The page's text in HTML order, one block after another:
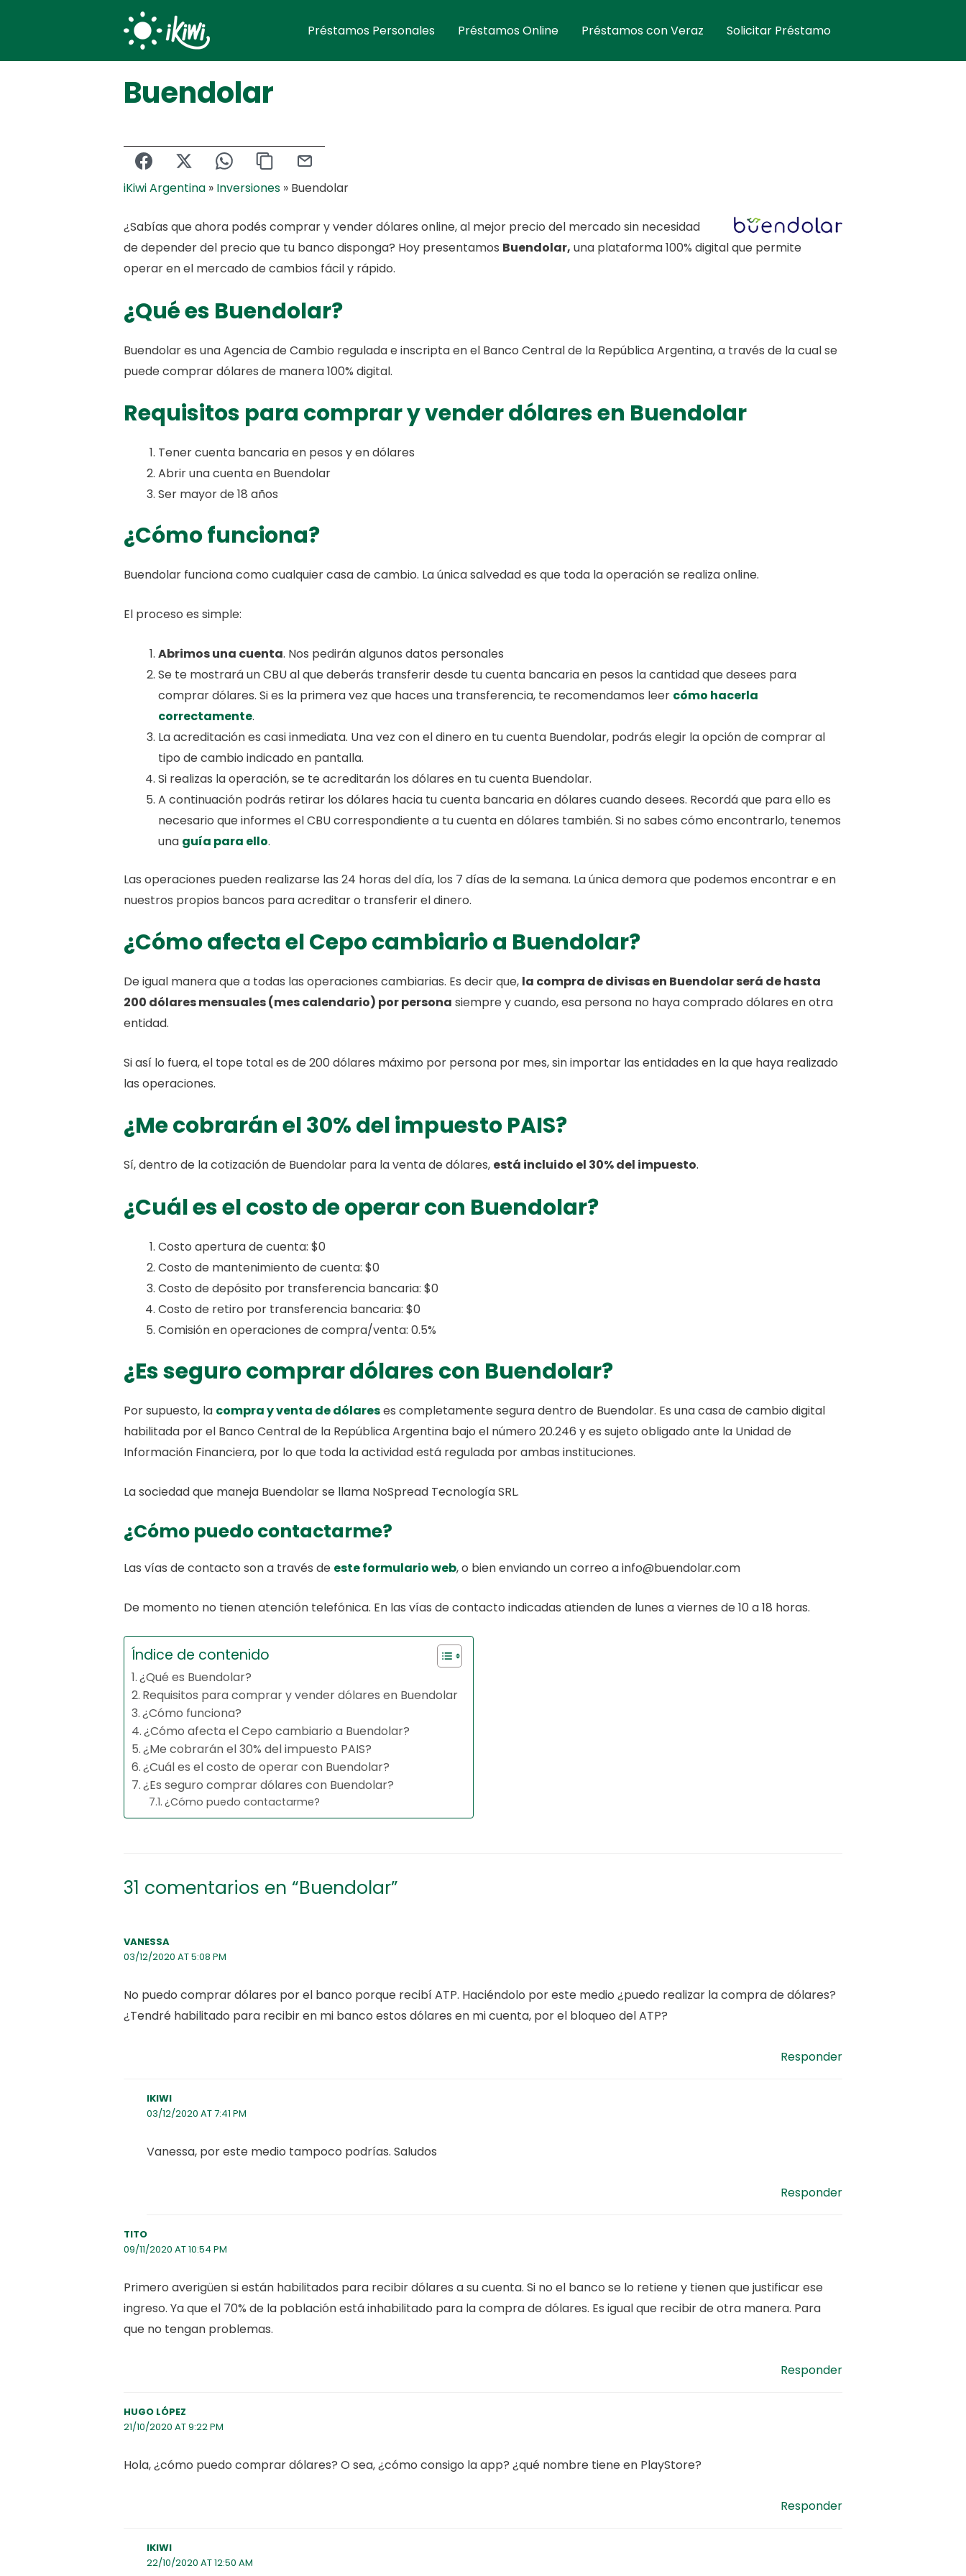
Préstamos Personales Préstamos Online Préstamos con Veraz Solicitar Préstamo
Buendolar
iKiwi Argentina » Inversiones » Buendolar
¿Sabías que ahora podés comprar y vender dólares online, al mejor precio del mercado sin necesidad
de depender del precio que tu banco disponga? Hoy presentamos Buendolar, una plataforma 100% digital que permite
operar en el mercado de cambios fácil y rápido.
¿Qué es Buendolar?
Buendolar es una Agencia de Cambio regulada e inscripta en el Banco Central de la República Argentina, a través de la cual se
puede comprar dólares de manera 100% digital.
Requisitos para comprar y vender dólares en Buendolar
Tener cuenta bancaria en pesos y en dólares
Abrir una cuenta en Buendolar
Ser mayor de 18 años
¿Cómo funciona?
Buendolar funciona como cualquier casa de cambio. La única salvedad es que toda la operación se realiza online.
El proceso es simple:
Abrimos una cuenta. Nos pedirán algunos datos personales
Se te mostrará un CBU al que deberás transferir desde tu cuenta bancaria en pesos la cantidad que desees para
comprar dólares. Si es la primera vez que haces una transferencia, te recomendamos leer cómo hacerla
correctamente.
La acreditación es casi inmediata. Una vez con el dinero en tu cuenta Buendolar, podrás elegir la opción de comprar al
tipo de cambio indicado en pantalla.
Si realizas la operación, se te acreditarán los dólares en tu cuenta Buendolar.
A continuación podrás retirar los dólares hacia tu cuenta bancaria en dólares cuando desees. Recordá que para ello es
necesario que informes el CBU correspondiente a tu cuenta en dólares también. Si no sabes cómo encontrarlo, tenemos
una guía para ello.
Las operaciones pueden realizarse las 24 horas del día, los 7 días de la semana. La única demora que podemos encontrar e en
nuestros propios bancos para acreditar o transferir el dinero.
¿Cómo afecta el Cepo cambiario a Buendolar?
De igual manera que a todas las operaciones cambiarias. Es decir que, la compra de divisas en Buendolar será de hasta
200 dólares mensuales (mes calendario) por persona siempre y cuando, esa persona no haya comprado dólares en otra
entidad.
Si así lo fuera, el tope total es de 200 dólares máximo por persona por mes, sin importar las entidades en la que haya realizado
las operaciones.
¿Me cobrarán el 30% del impuesto PAIS?
Sí, dentro de la cotización de Buendolar para la venta de dólares, está incluido el 30% del impuesto.
¿Cuál es el costo de operar con Buendolar?
Costo apertura de cuenta: $0
Costo de mantenimiento de cuenta: $0
Costo de depósito por transferencia bancaria: $0
Costo de retiro por transferencia bancaria: $0
Comisión en operaciones de compra/venta: 0.5%
¿Es seguro comprar dólares con Buendolar?
Por supuesto, la compra y venta de dólareses completamente segura dentro de Buendolar. Es una casa de cambio digital
habilitada por el Banco Central de la República Argentina bajo el número 20.246 y es sujeto obligado ante la Unidad de
Información Financiera, por lo que toda la actividad está regulada por ambas instituciones.
La sociedad que maneja Buendolar se llama NoSpread Tecnología SRL.
¿Cómo puedo contactarme?
Las vías de contacto son a través de este formulario web, o bien enviando un correo a info@buendolar.com
De momento no tienen atención telefónica. En las vías de contacto indicadas atienden de lunes a viernes de 10 a 18 horas.
Índice de contenido
¿Qué es Buendolar?
Requisitos para comprar y vender dólares en Buendolar
¿Cómo funciona?
¿Cómo afecta el Cepo cambiario a Buendolar?
¿Me cobrarán el 30% del impuesto PAIS?
¿Cuál es el costo de operar con Buendolar?
¿Es seguro comprar dólares con Buendolar?
¿Cómo puedo contactarme?
31 comentarios en “Buendolar”
VANESSA
03/12/2020 AT 5:08 PM
No puedo comprar dólares por el banco porque recibí ATP. Haciéndolo por este medio ¿puedo realizar la compra de dólares?
¿Tendré habilitado para recibir en mi banco estos dólares en mi cuenta, por el bloqueo del ATP?
Responder
IKIWI
03/12/2020 AT 7:41 PM
Vanessa, por este medio tampoco podrías. Saludos
Responder
TITO
09/11/2020 AT 10:54 PM
Primero averigüen si están habilitados para recibir dólares a su cuenta. Si no el banco se lo retiene y tienen que justificar ese
ingreso. Ya que el 70% de la población está inhabilitado para la compra de dólares. Es igual que recibir de otra manera. Para
que no tengan problemas.
Responder
HUGO LÓPEZ
21/10/2020 AT 9:22 PM
Hola, ¿cómo puedo comprar dólares? O sea, ¿cómo consigo la app? ¿qué nombre tiene en PlayStore?
Responder
IKIWI
22/10/2020 AT 12:50 AM